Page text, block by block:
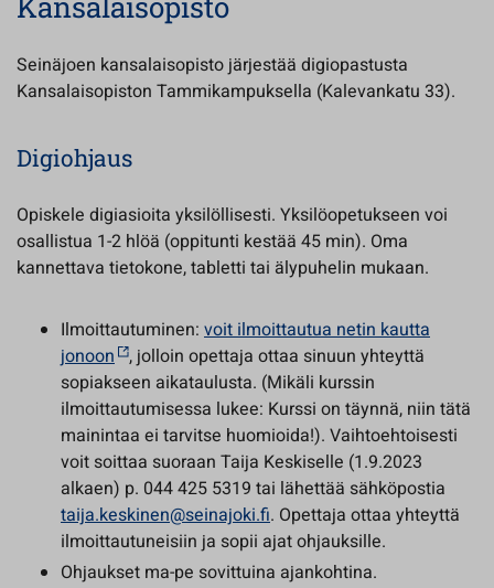
Seinäjoen kansalaisopisto järjestää digiopastusta
Kansalaisopiston Tammikampuksella (Kalevankatu 33).
Digiohjaus
Opiskele digiasioita yksilöllisesti. Yksilöopetukseen voi
osallistua 1-2 hlöä (oppitunti kestää 45 min). Oma
kannettava tietokone, tabletti tai älypuhelin mukaan.
Ilmoittautuminen: voit ilmoittautua netin kautta
jonoon , jolloin opettaja ottaa sinuun yhteyttä
sopiakseen aikataulusta. (Mikäli kurssin
ilmoittautumisessa lukee: Kurssi on täynnä, niin tätä
mainintaa ei tarvitse huomioida!). Vaihtoehtoisesti
voit soittaa suoraan Taija Keskiselle (1.9.2023
alkaen) p. 044 425 5319 tai lähettää sähköpostia
taija.keskinen@seinajoki.fi. Opettaja ottaa yhteyttä
ilmoittautuneisiin ja sopii ajat ohjauksille.
Ohjaukset ma-pe sovittuina ajankohtina.